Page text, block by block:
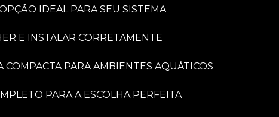
IDEAL PARA SEU SISTEMA
E INSTALAR CORRETAMENTE
COMPACTA PARA AMBIENTES AQUÁTICOS
PARA A ESCOLHA PERFEITA